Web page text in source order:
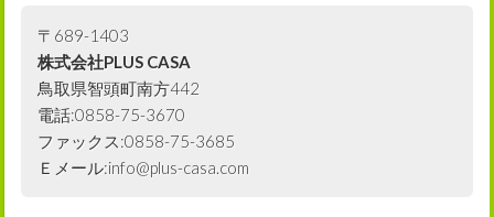
〒689-1403
株式会社PLUS CASA
鳥取県智頭町南方442
電話:0858-75-3670
ファックス:0858-75-3685
Ｅメール:info@plus-casa.com